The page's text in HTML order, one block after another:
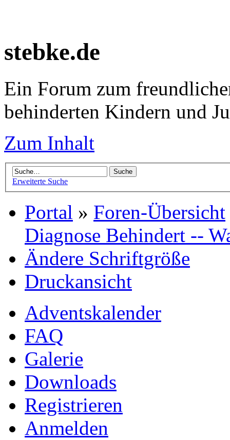
stebke.de
Ein Forum zum
behinderten Kindern und
Zum Inhalt
Erweiterte Suche
Portal » Foren-Übersicht
Diagnose Behindert --
Ändere Schriftgröße
Druckansicht
Adventskalender
FAQ
Galerie
Downloads
Registrieren
Anmelden